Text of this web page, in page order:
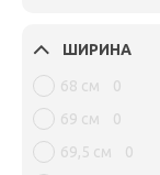
ШИРИНА
68 см
0
69 см
0
69,5 см
0